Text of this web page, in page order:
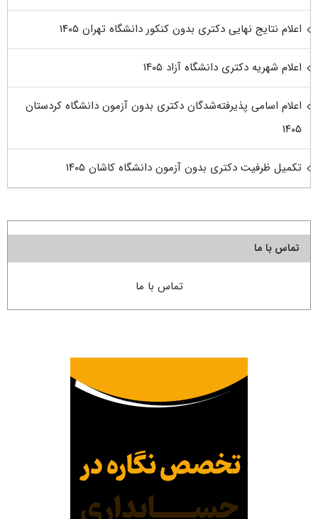
اعلام نتایج نهایی دکتری بدون کنکور دانشگاه تهران ۱۴۰۵
اعلام شهریه دکتری دانشگاه آزاد ۱۴۰۵
اعلام اسامی پذیرفته‌شدگان دکتری بدون آزمون دانشگاه کردستان
۱۴۰۵
تکمیل ظرفیت دکتری بدون آزمون دانشگاه کاشان ۱۴۰۵
تماس با ما
تماس با ما